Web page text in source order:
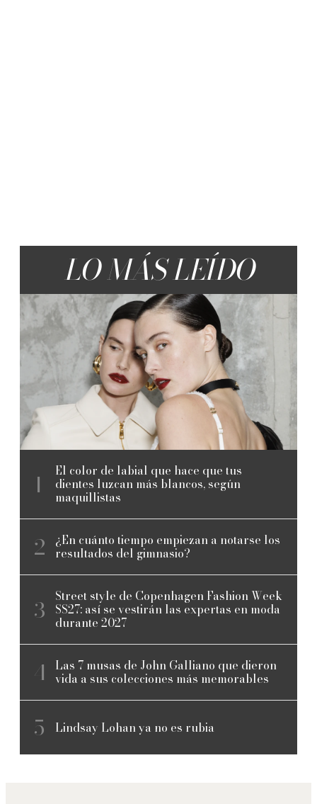
LO MÁS LEÍDO
El color de labial que hace que tus
dientes luzcan más blancos, según
maquillistas
¿En cuánto tiempo empiezan a notarse los
resultados del gimnasio?
Street style de Copenhagen Fashion Week
SS27: así se vestirán las expertas en moda
durante 2027
Las 7 musas de John Galliano que dieron
vida a sus colecciones más memorables
Lindsay Lohan ya no es rubia